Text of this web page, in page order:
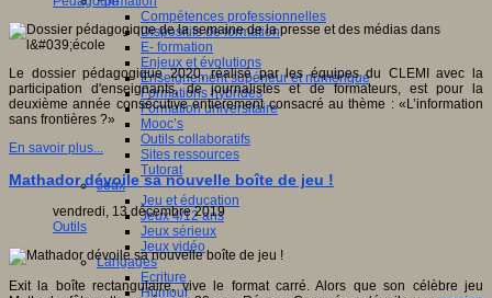
Compétences professionnelles
Dispositifs de formation
E- formation
Enjeux et évolutions
Enseignement supérieur et numérique
Formations hybrides
Formation universitaire
Mooc’s
Outils collaboratifs
Sites ressources
Tutorat
Jeux
Jeu et éducation
Jeux 4/12 ans
Jeux sérieux
Jeux vidéo
Langages
Ecriture
Humour
Le dossier pédagogique 2020, réalisé par les équipes du CLEMI avec la
participation d'enseignants, de journalistes et de formateurs, est pour la
deuxième année consécutive entièrement consacré au thème : «L’information
sans frontières ?»
En savoir plus...
Mathador dévoile sa nouvelle boîte de jeu !
vendredi, 13 décembre 2019
Outils
Exit la boîte rectangulaire, vive le format carré. Alors que son célèbre jeu